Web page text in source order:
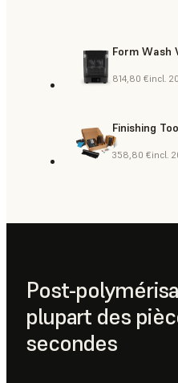
Form Wash
814,80 €incl.
Finishing
358,80 €incl.
Post-
plupart des
secondes